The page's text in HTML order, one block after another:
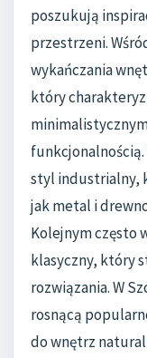
poszukują
przestrzeni.
wykańczania
który
styl industrialny,
jak metal i
Kolejnym często
klasyczny, który
rozwiązania. W
rosnącą
do wnętrz